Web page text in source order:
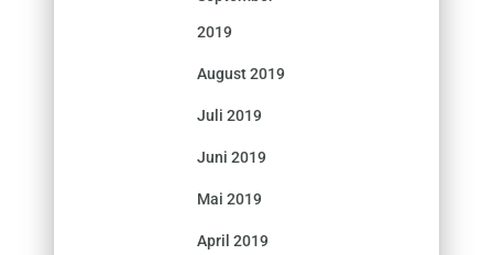
2019
August 2019
Juli 2019
Juni 2019
Mai 2019
April 2019